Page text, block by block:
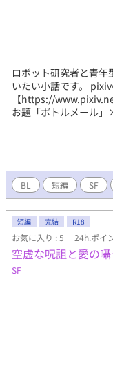
ロボット研究者と青
いたい小話です。
【https://
お題「ボトルメール」
BL 短編 SF
短編 完結 R18
お気に入り : 5 24h.ポイ
空虚な呪詛と愛の囁
SF